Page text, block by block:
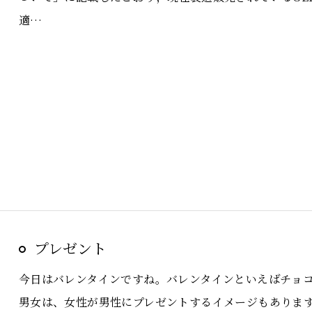
適…
プレゼント
今日はバレンタインですね。バレンタインといえばチョ
男女は、女性が男性にプレゼントするイメージもあり